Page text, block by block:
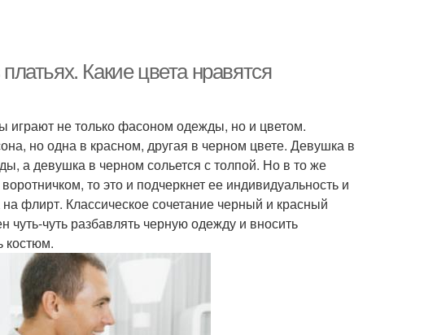
Какие цвета нравятся
не только фасоном одежды, но и цветом.
но одна в красном, другая в черном цвете. Девушка в
а девушка в черном сольется с толпой. Но в то же
то это и подчеркнет ее индивидуальность и
флирт. Классическое сочетание черный и красный
чуть разбавлять черную одежду и вносить
костюм.